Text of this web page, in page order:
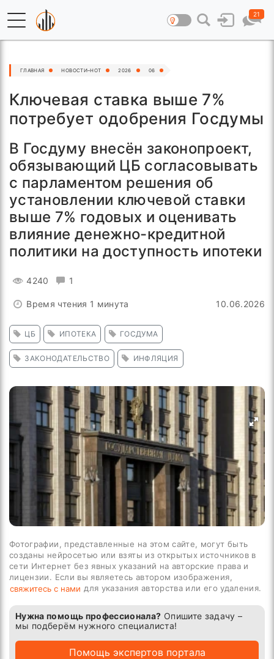
21
ГЛАВНАЯ НОВОСТИ–HOT 2026 06
Ключевая ставка выше 7%
потребует одобрения Госдумы
В Госдуму внесён законопроект,
обязывающий ЦБ согласовывать
с парламентом решения об
установлении ключевой ставки
выше 7% годовых и оценивать
влияние денежно-кредитной
политики на доступность ипотеки
4240 1
Время чтения 1 минута 10.06.2026
ЦБ ИПОТЕКА ГОСДУМА
ЗАКОНОДАТЕЛЬСТВО ИНФЛЯЦИЯ
Фотографии, представленные на этом сайте, могут быть
созданы нейросетью или взяты из открытых источников в
сети Интернет без явных указаний на авторские права и
лицензии. Если вы являетесь автором изображения,
свяжитесь с нами для указания авторства или его удаления.
Нужна помощь профессионала? Опишите задачу –
мы подберём нужного специалиста!
Помощь экспертов портала